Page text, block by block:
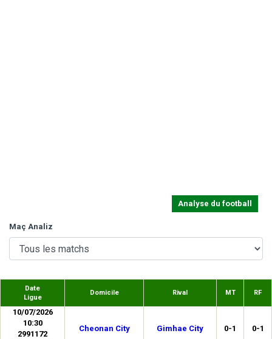
Analyse du football
Maç Analiz
Date
Ligue
Domicile Rival MT RF
10/07/2026
10:30
2991172
Cheonan City Gimhae City 0-1 0-1